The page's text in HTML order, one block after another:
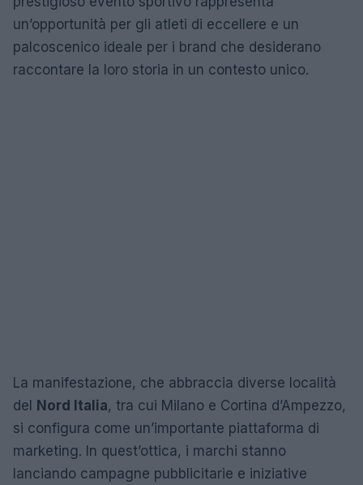
un’opportunità per gli atleti di eccellere e un
palcoscenico ideale per i brand che desiderano
raccontare la loro storia in un contesto unico.
La manifestazione, che abbraccia diverse località
del Nord Italia, tra cui Milano e Cortina d’Ampezzo,
si configura come un’importante piattaforma di
marketing. In quest’ottica, i marchi stanno
lanciando campagne pubblicitarie e iniziative